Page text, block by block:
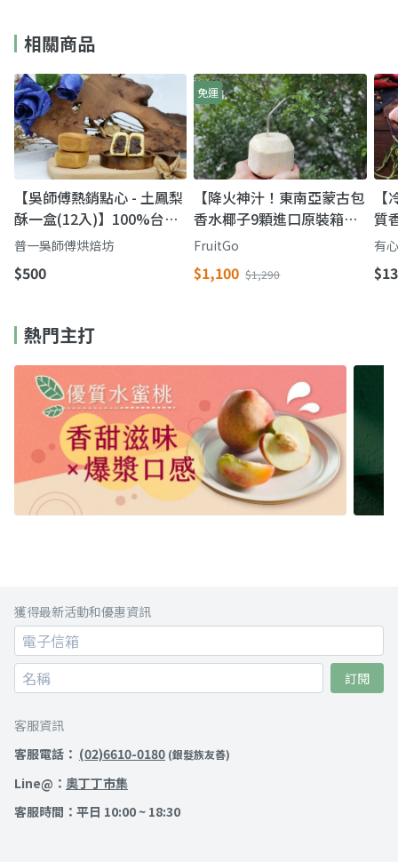
相關商品
【吳師傅熱銷點心 - 土鳳梨
酥一盒(12入)】100%台灣
土鳳梨製成 不加冬瓜餡
普一吳師傅烘焙坊
$500
免運
【降火神汁！東南亞蒙古包
香水椰子9顆進口原裝箱】
清涼消暑熱量低 含膳食纖
維
FruitGo
$1,100 $1,290
質
愛
有
熱門主打
獲得最新活動和優惠資訊
訂閱
客服資訊
客服電話： (02)6610-0180 (銀髮族友善)
Line@： 奧丁丁市集
客服時間：平日 10:00 ~ 18:30